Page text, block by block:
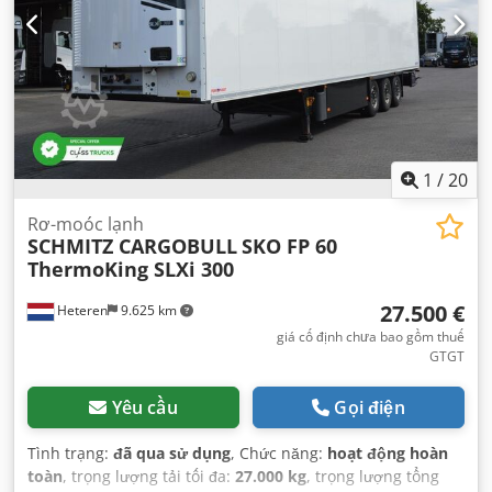
1 /20
Heteren 9.625 km
Rơ-moóc lạnh
SCHMITZ CARGOBULLSKO FP 60
ThermoKing SLXi 300
27.500 €
giá cố định chưa bao gồm thuế
GTGT
Yêu cầu Gọi điện
Tình trạng: đã qua sử dụng, Chức năng: hoạt động hoàn
toàn, trọng lượng tải tối đa: 27.000 kg, trọng lượng tổng